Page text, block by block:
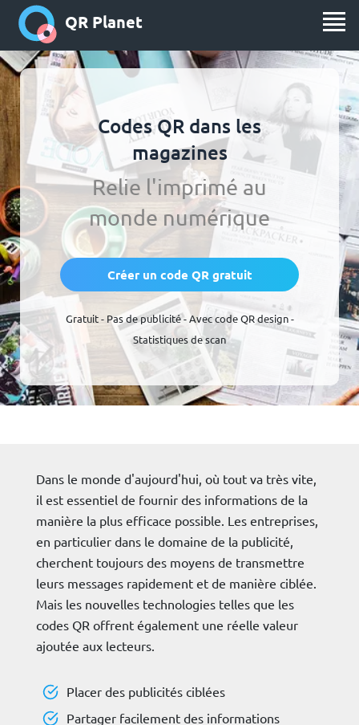
QR Planet
Codes QR dans les
magazines
Relie l'imprimé au
monde numérique
Créer un code QR gratuit
Gratuit - Pas de publicité - Avec code QR design -
Statistiques de scan
Dans le monde d'aujourd'hui, où tout va très vite,
il est essentiel de fournir des informations de la
manière la plus efficace possible. Les entreprises,
en particulier dans le domaine de la publicité,
cherchent toujours des moyens de transmettre
leurs messages rapidement et de manière ciblée.
Mais les nouvelles technologies telles que les
codes QR offrent également une réelle valeur
ajoutée aux lecteurs.
Placer des publicités ciblées
Partager facilement des informations